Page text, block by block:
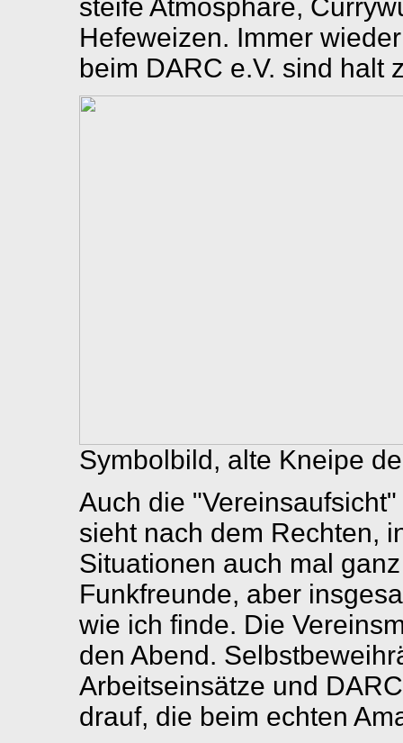
steife Atmosphäre,
Hefeweizen. Immer
beim DARC e.V. sind halt
Symbolbild, alte Kneipe
Auch die
sieht nach dem Rechten,
Situationen auch mal
Funkfreunde, aber
wie ich finde. Die
den Abend.
Arbeitseinsätze und
drauf, die beim echten